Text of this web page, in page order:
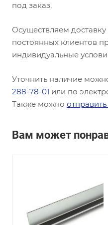
под заказ.
Осуществляем
постоянных клиентов
индивидуальные
Уточнить наличие
288-78-01 или по
Также можно
Вам может
Равнополочный
Высота, мм
50
Толщина, мм